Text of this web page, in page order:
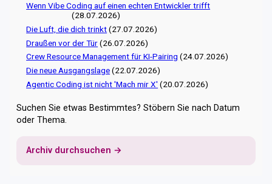
Wenn Vibe Coding auf einen echten Entwickler trifft
(28.07.2026)
Die Luft, die dich trinkt(27.07.2026)
Draußen vor der Tür(26.07.2026)
Crew Resource Management für KI-Pairing (24.07.2026)
Die neue Ausgangslage(22.07.2026)
Agentic Coding ist nicht 'Mach mir X' (20.07.2026)
Suchen Sie etwas Bestimmtes? Stöbern Sie nach Datum
oder Thema.
Archiv durchsuchen →